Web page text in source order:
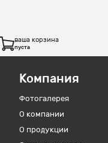
ваша корзина
пуста
Компания
Фотогалерея
О компании
О продукции